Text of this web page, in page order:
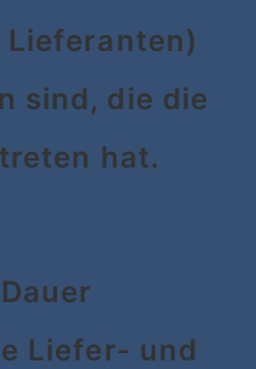
sind, die die
hat.
Liefer- und